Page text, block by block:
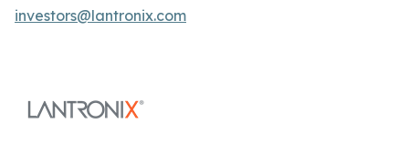
investors@lantronix.com